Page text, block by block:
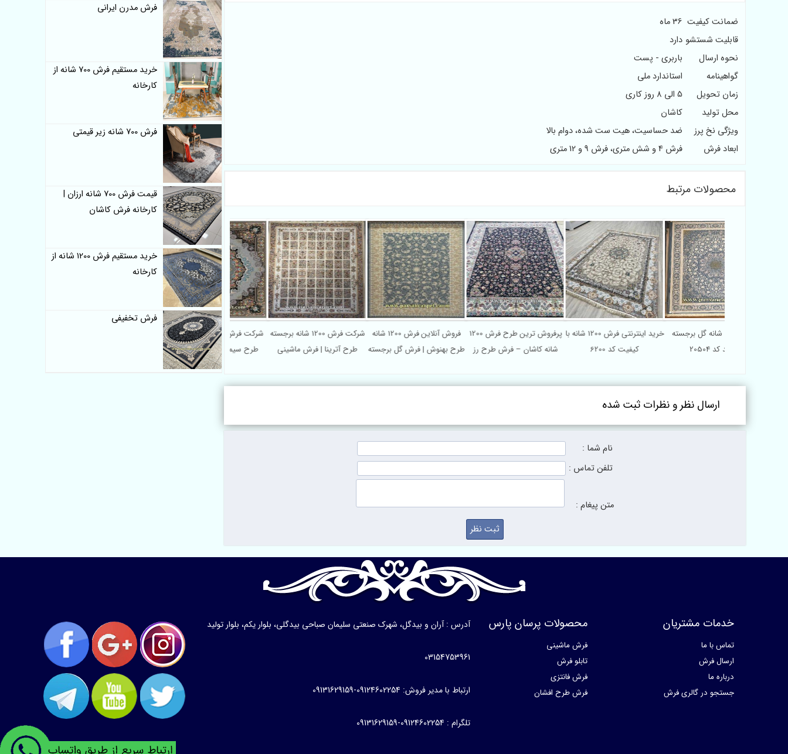
ضمانت کیفیت 36 ماه
قابلیت شستشو دارد
نحوه ارسال
باربری - پست
گواهینامه
استاندارد ملی
زمان تحویل
5 الی 8 روز کاری
محل تولید
کاشان
ویژگی نخ پرز
ضد حساسیت، هیت ست شده، دوام بالا
ابعاد فرش
فرش 4 و شش متری، فرش 9 و 12 متری
محصولات مرتبط
شرکت فرش 1200 شانه کاشان
طرح سیما - فرش ماشینی
شرکت فرش 1200 شانه برجسته
طرح آترینا | فرش ماشینی
فروش آنلاین فرش 1200 شانه
طرح بهنوش | فرش گل برجسته
پرفروش ترین طرح فرش 1200
شانه کاشان – فرش طرح رز
خرید اینترنتی فرش 1200 شانه با
کیفیت کد 6200
فرش 1200 شانه گل برجسته
جدید کد 20504
ارسال نظر و نظرات ثبت شده
نام شما :
تلفن تماس :
متن پیغام :
فرش مدرن ایرانی
خرید مستقیم فرش 700 شانه از
کارخانه
فرش 700 شانه زیر قیمتی
قیمت فرش 700 شانه ارزان |
کارخانه فرش کاشان
خرید مستقیم فرش 1200 شانه از
کارخانه
فرش تخفیفی
خدمات مشتریان
تماس با ما
ارسال فرش
درباره ما
جستجو در گالری فرش
محصولات پرسان پارس
فرش ماشینی
تابلو فرش
فرش فانتزی
فرش طرح افشان
آدرس : آران و بیدگل، شهرک صنعتی سلیمان صباحی بیدگلی، بلوار یکم، بلوار تولید
03154753961
ارتباط با مدیر فروش: 09124602254-09131629159
تلگرام : 09124602254-09131629159